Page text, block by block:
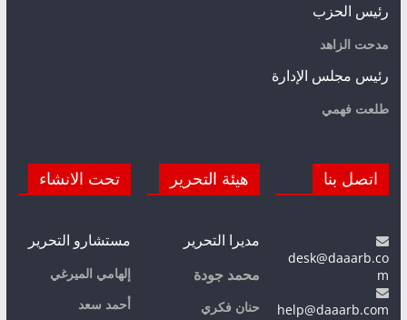
رئيس الحزب
مدحت الزاهد
رئيس مجلس الإدارة
طلعت فهمي
اتصل بنا
desk@daaarb.co
m
help@daaarb.com
هيئة التحرير
مديرا التحرير
محمد جودة
حنان فكري
تحت الانشاء
مستشارو التحرير
إلهامي الميرغي
أحمد سعد